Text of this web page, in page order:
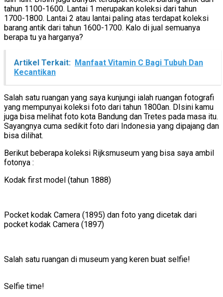
tahun 1100-1600. Lantai 1 merupakan koleksi dari tahun
1700-1800. Lantai 2 atau lantai paling atas terdapat koleksi
barang antik dari tahun 1600-1700. Kalo di jual semuanya
berapa tu ya harganya?
Artikel Terkait: Manfaat Vitamin C Bagi Tubuh Dan
Kecantikan
Salah satu ruangan yang saya kunjungi ialah ruangan fotografi
yang mempunyai koleksi foto dari tahun 1800an. DIsini kamu
juga bisa melihat foto kota Bandung dan Tretes pada masa itu.
Sayangnya cuma sedikit foto dari Indonesia yang dipajang dan
bisa dilihat.
Berikut beberapa koleksi Rijksmuseum yang bisa saya ambil
fotonya :
Kodak first model (tahun 1888)
Pocket kodak Camera (1895) dan foto yang dicetak dari
pocket kodak Camera (1897)
Salah satu ruangan di museum yang keren buat selfie!
Selfie time!